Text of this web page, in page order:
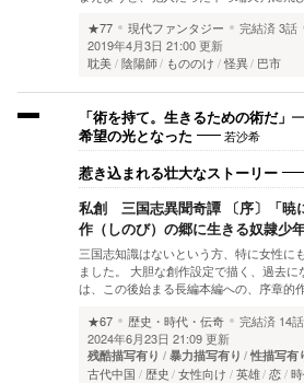
★77
現代ファンタジー 完結済3話
2019年4月3日 21:00 更新
耽美 陰陽師 もののけ 怪異 巴市
「術を持て。生きるための術だ
希望の光となった
若沙希
惹き込まれる壮大なストーリー
私創 三国志異聞奇譚 〔序〕「暁
作（しのび）の郷に生きる奴隷少
三国志知識はないという方、特に女性に
ました。 大胆な創作設定で描く、過去
は、この後始まる長編本編への、序章的
★67
歴史・時代・伝奇 完結済 14話
2024年6月23日 21:09 更新
残酷描写有り 暴力描写有り 性描写有
古代中国 歴史 女性向け 英雄 恋